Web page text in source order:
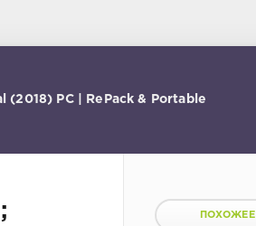
(2018) PC | RePack & Portable
ПОХОЖЕЕ